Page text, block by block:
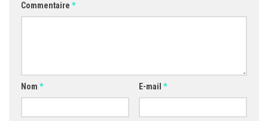
Commentaire *
Nom * E-mail *